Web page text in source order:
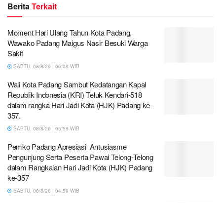
BeritaTerkait
Moment Hari Ulang Tahun Kota Padang,
Wawako Padang Maigus Nasir Besuki Warga
Sakit
SABTU, 08/8/26 | 06:08 WIB
Wali Kota Padang Sambut Kedatangan Kapal
Republik Indonesia (KRI) Teluk Kendari-518
dalam rangka Hari Jadi Kota (HJK) Padang ke-
357.
SABTU, 08/8/26 | 05:58 WIB
Pemko Padang Apresiasi Antusiasme
Pengunjung Serta Peserta Pawai Telong-Telong
dalam Rangkaian Hari Jadi Kota (HJK) Padang
ke-357
SABTU, 08/8/26 | 04:59 WIB